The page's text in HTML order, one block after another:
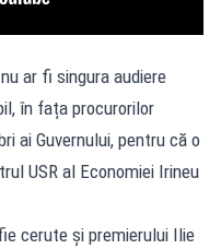
ar fi singura audiere
în fața procurorilor
ai Guvernului, pentru că o
USR al Economiei Irineu
cerute și premierului Ilie